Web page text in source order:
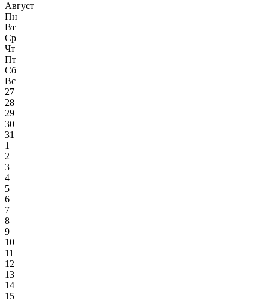
Август
Пн
Вт
Ср
Чт
Пт
Сб
Вс
27
28
29
30
31
1
2
3
4
5
6
7
8
9
10
11
12
13
14
15